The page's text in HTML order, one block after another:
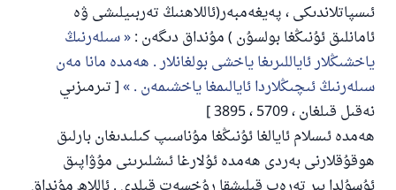
ئىسپاتلاندىكى ، پەيغەمبەر(ئاللاھنىڭ تەربىيلىشى ۋە
ئامانلىق ئۇنىڭغا بولسۇن ) مۇنداق دىگەن : سىلەرنىڭ
ياخشىڭلار ئاياللىرىغا ياخشى بولغانلار . ھەمدە مانا مەن
سىلەرنىڭ ئىچىڭلاردا ئايالىمغا ياخشىمەن . [ تىرمىزىي
نەقىل قىلغان ، 5709 ، 3895 ]
ھەمدە ئىسلام ئايالغا ئۇنىڭغا مۇناسىپ كىلىدىغان بارلىق
ھوقۇقلارنى بەردى ھەمدە ئۇلارغا ئىشلىرىنى مۇۋاپىق